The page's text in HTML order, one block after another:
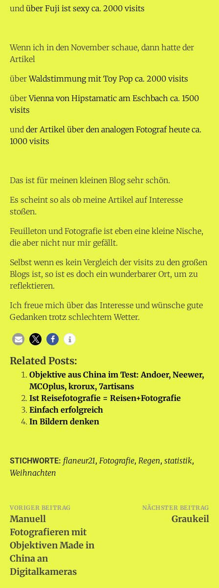
und über Fuji ist sexy ca. 2000 visits
Wenn ich in den November schaue, dann hatte der
Artikel
überWaldstimmung mit Toy Pop ca. 2000 visits
überVienna von Hipstamatic am Eschbach ca. 1500
visits
und der Artikel über den analogen Fotograf heute ca.
1000 visits
Das ist für meinen kleinen Blog sehr schön.
Es scheint so als ob meine Artikel auf Interesse
stoßen.
Feuilleton und Fotografie ist eben eine kleine Nische,
die aber nicht nur mir gefällt.
Selbst wenn es kein Vergleich der visits zu den großen
Blogs ist, so ist es doch ein wunderbarer Ort, um zu
reflektieren.
Ich freue mich über das Interesse und wünsche gute
Gedanken trotz schlechtem Wetter.
Related Posts:
Objektive aus China im Test: Andoer, Neewer,
MCOplus, krorux, 7artisans
Ist Reisefotografie = Reisen+Fotografie
Einfach erfolgreich
In Bildern denken
STICHWORTE: flaneur21, Fotografie, Regen, statistik,
Weihnachten
Beitragsnavigation
VORIGER BEITRAG
Manuell
Fotografieren mit
Objektiven Made in
China an
Digitalkameras
NÄCHSTER BEITRAG
Graukeil